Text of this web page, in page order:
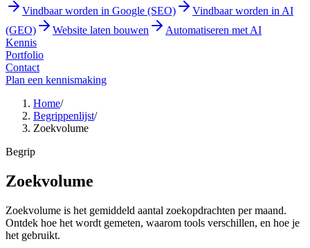
Vindbaar worden in Google (SEO)
Vindbaar worden in AI
(GEO)
Website laten bouwen
Automatiseren met AI
Kennis
Portfolio
Contact
Plan een kennismaking
Home/
Begrippenlijst/
Zoekvolume
Begrip
Zoekvolume
Zoekvolume is het gemiddeld aantal zoekopdrachten per maand.
Ontdek hoe het wordt gemeten, waarom tools verschillen, en hoe je
het gebruikt.